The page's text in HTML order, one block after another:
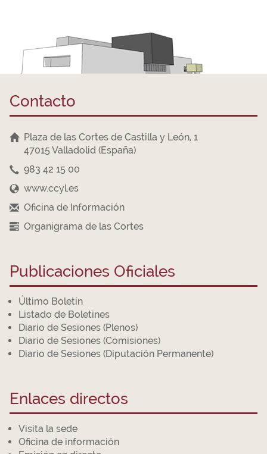
Contacto
Plaza de las Cortes de Castilla y León, 1
47015 Valladolid (España)
983 42 15 00
www.ccyl.es
Oficina de Información
Organigrama de las Cortes
Publicaciones Oficiales
Último Boletín
Listado de Boletines
Diario de Sesiones (Plenos)
Diario de Sesiones (Comisiones)
Diario de Sesiones (Diputación Permanente)
Enlaces directos
Visita la sede
Oficina de información